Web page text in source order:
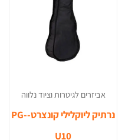
אביזרים לגיטרות וציוד נלווה
נרתיק ליוקלילי קונצרט-PG-
U10